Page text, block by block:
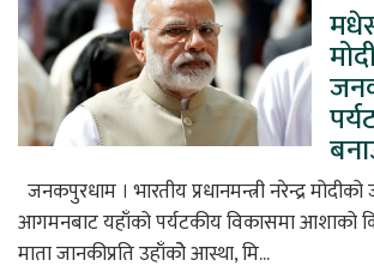
जनकपुरधाम । भारतीय प्रधानमन्त्री नरेन्द्र
आगमनबाट यहाँको पर्यटकीय विकासमा आशाको
माता जानकीप्रति उहाँकोे आस्था, मि...